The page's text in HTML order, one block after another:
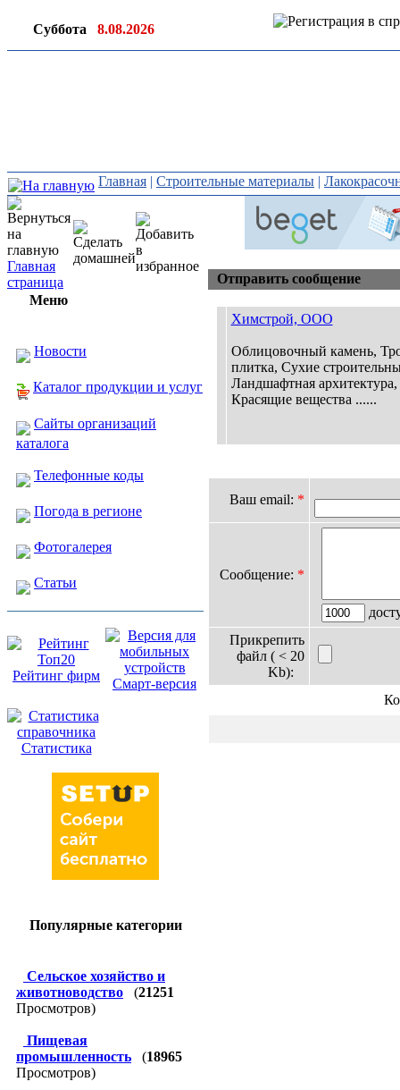
Суббота 8.08.2026
Главная | Строительные материалы |
Главная
страница
Меню
Новости
Каталог продукции и услуг
Сайты организаций
каталога
Телефонные коды
Погода в регионе
Фотогалерея
Статьи
Рейтинг фирм
Смарт-версия
Статистика
Популярные категории
Сельское хозяйство и
животноводство
(21251
Просмотров)
Пищевая
промышленность
(18965
Просмотров)
Отправить сообщение
Химстрой, ООО
Облицовочный камень,
плитка, Сухие
Ландшафтная
Красящие вещества ......
Ваш email: *
Сообщение: *
Прикрепить
файл ( < 20
Kb):